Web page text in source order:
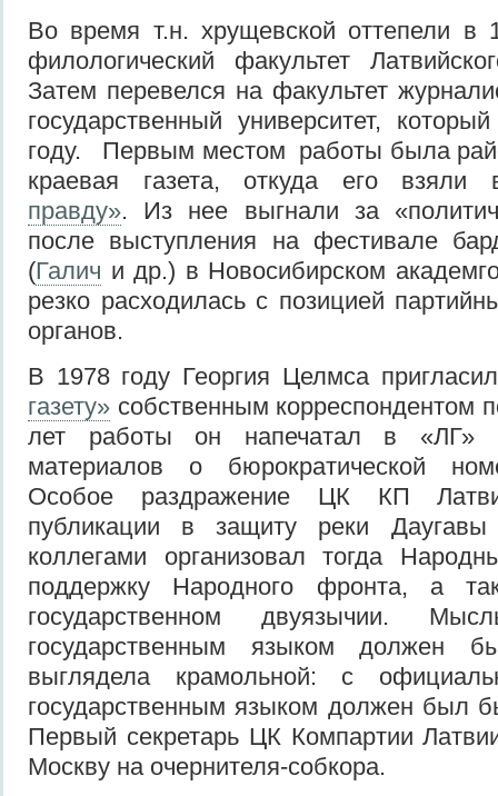
Во время т.н. хрущевской оттепели в
филологический факультет
Затем перевелся на факультет
государственный университет,
году. Первым местом работы была
краевая газета, откуда его
правду». Из нее выгнали за
после выступления на фестивале
(Галич и др.) в Новосибирском
резко расходилась с позицией
органов.
В 1978 году Георгия Целмса
газету» собственным корреспондентом
лет работы он напечатал в «ЛГ»
материалов о бюрократической
Особое раздражение ЦК КП
публикации в защиту реки
коллегами организовал тогда
поддержку Hародного фронта, а
государственном двуязычии.
государственным языком должен
выглядела крамольной: с
государственным языком должен был
Первый секретарь ЦК Компартии
Москву на очернителя-собкора.